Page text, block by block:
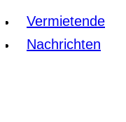
Vermietende
Nachrichten